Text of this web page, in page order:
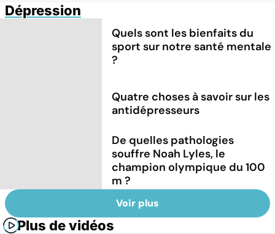
Dépression
Quels sont les bienfaits du
sport sur notre santé mentale
?
Quatre choses à savoir sur les
antidépresseurs
De quelles pathologies
souffre Noah Lyles, le
champion olympique du 100
m ?
Voir plus
Plus de vidéos